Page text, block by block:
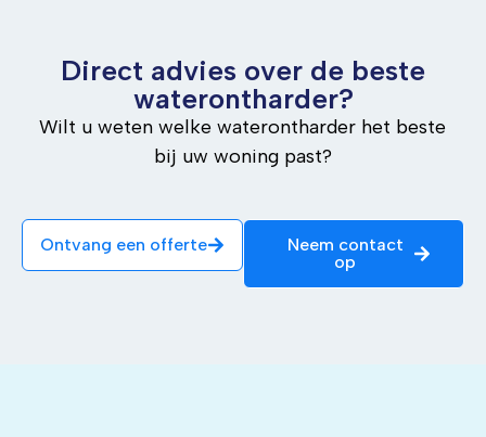
Direct advies over de beste
waterontharder?
Wilt u weten welke waterontharder het beste
bij uw woning past?
Ontvang een offerte
Neem contact
op